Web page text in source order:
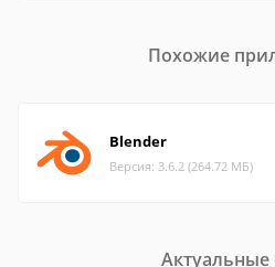
Похожие
Blender
Версия: 3.6.2 (264.72 МБ)
Актуальные